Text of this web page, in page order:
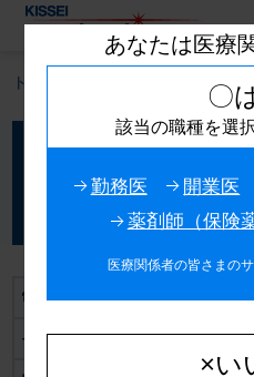
トップ グルフ
速効型インスリン分泌促進薬
グルファスト
ミチグリニドカルシウム水和
電子添文
インタビューフォーム
あなたは医療
〇
該当の職種を選
勤務医 開業医
薬剤師（保険
医療関係者の皆さまの
×い